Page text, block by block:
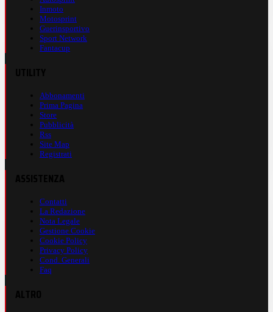
Inmoto
Motosprint
Guerinsportivo
Sport Network
Fantacup
Abbonamenti
Prima Pagina
Store
Pubblicità
Rss
Site Map
Registrati
Contatti
La Redazione
Nota Legale
Gestione Cookie
Cookie Policy
Privacy Policy
Cond. Generali
Faq